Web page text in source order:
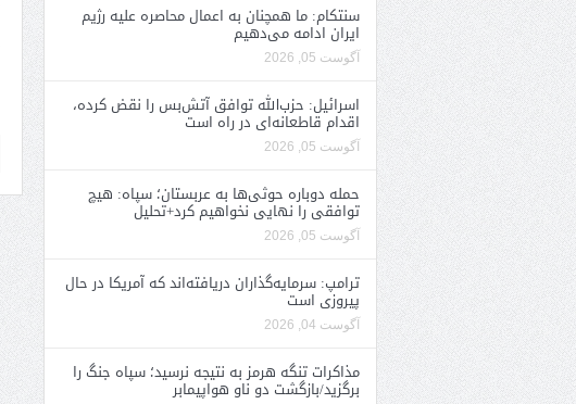
سنتکام: ما همچنان به اعمال محاصره علیه رژیم
ایران ادامه می‌دهیم
آگوست 05, 2026
اسرائیل: حزب‌الله توافق آتش‌بس را نقض کرده،
اقدام قاطعانه‌ای در راه است
آگوست 05, 2026
حمله دوباره حوثی‌ها به عربستان؛ سپاه: هیچ
توافقی را نهایی نخواهیم کرد+تحلیل
آگوست 05, 2026
ترامپ: سرمایه‌گذاران دریافته‌اند که آمریکا در حال
پیروزی است
آگوست 04, 2026
مذاکرات تنگه هرمز به نتیجه نرسید؛ سپاه جنگ را
برگزید/بازگشت دو ناو هواپیمابر